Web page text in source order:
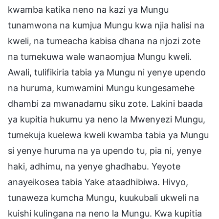
kwamba katika neno na kazi ya Mungu
tunamwona na kumjua Mungu kwa njia halisi na
kweli, na tumeacha kabisa dhana na njozi zote
na tumekuwa wale wanaomjua Mungu kweli.
Awali, tulifikiria tabia ya Mungu ni yenye upendo
na huruma, kumwamini Mungu kungesamehe
dhambi za mwanadamu siku zote. Lakini baada
ya kupitia hukumu ya neno la Mwenyezi Mungu,
tumekuja kuelewa kweli kwamba tabia ya Mungu
si yenye huruma na ya upendo tu, pia ni, yenye
haki, adhimu, na yenye ghadhabu. Yeyote
anayeikosea tabia Yake ataadhibiwa. Hivyo,
tunaweza kumcha Mungu, kuukubali ukweli na
kuishi kulingana na neno la Mungu. Kwa kupitia